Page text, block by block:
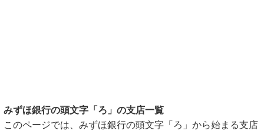
みずほ銀行の頭文字「ろ」の支店一覧
このページでは、みずほ銀行の頭文字「ろ」から始まる支店